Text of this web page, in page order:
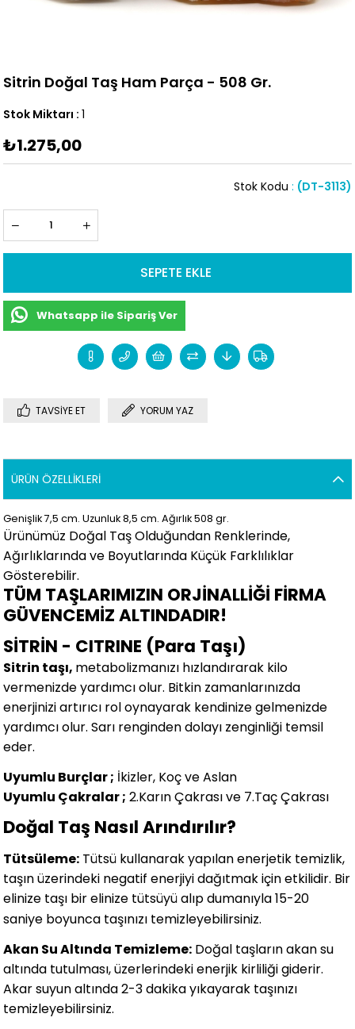
Sitrin Doğal Taş Ham Parça - 508 Gr.
Stok Miktarı : 1
₺1.275,00
(DT-3113)
Stok Kodu
Whatsapp ile Sipariş Ver
TAVSIYE ET YORUM YAZ
ÜRÜN ÖZELLIKLERI
Genişlik 7,5 cm.Uzunluk 8,5 cm.Ağırlık 508 gr.
Ürünümüz Doğal Taş Olduğundan Renklerinde,
Ağırlıklarında ve Boyutlarında Küçük Farklılıklar
Gösterebilir.
TÜM TAŞLARIMIZIN ORJİNALLİĞİ FİRMA
GÜVENCEMİZ ALTINDADIR!
SİTRİN - CITRINE (Para Taşı)
Sitrin taşı, metabolizmanızı hızlandırarak kilo
vermenizde yardımcı olur. Bitkin zamanlarınızda
enerjinizi artırıcı rol oynayarak kendinize gelmenizde
yardımcı olur. Sarı renginden dolayı zenginliği temsil
eder.
Uyumlu Burçlar ; İkizler, Koç ve Aslan
Uyumlu Çakralar ; 2.Karın Çakrası ve 7.Taç Çakrası
Doğal Taş Nasıl Arındırılır?
Tütsüleme: Tütsü kullanarak yapılan enerjetik temizlik,
taşın üzerindeki negatif enerjiyi dağıtmak için etkilidir. Bir
elinize taşı bir elinize tütsüyü alıp dumanıyla 15-20
saniye boyunca taşınızı temizleyebilirsiniz.
Akan Su Altında Temizleme: Doğal taşların akan su
altında tutulması, üzerlerindeki enerjik kirliliği giderir.
Akar suyun altında 2-3 dakika yıkayarak taşınızı
temizleyebilirsiniz.